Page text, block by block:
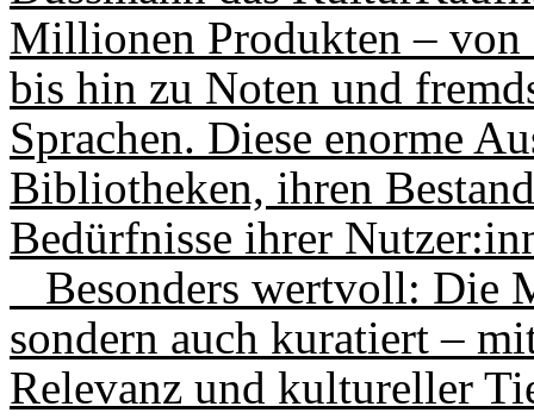
Millionen Produkten –
bis hin zu Noten und
Sprachen. Diese enorme
Bibliotheken, ihren
Bedürfnisse ihrer
Besonders wertvoll: Die
sondern auch kuratiert –
Relevanz und kultureller